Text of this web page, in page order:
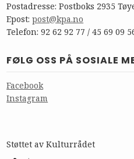
Postadresse: Postboks 2935
Epost:post@kpa.no
Telefon: 92 62 92 77 / 45 69 09
FØLG OSS PÅ SOSIALE
Facebook
Instagram
Støttet av Kulturrådet